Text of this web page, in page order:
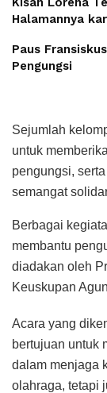
Halamannya
Paus
Pengungsi
Sejumlah
untuk
pengungsi,
semangat
Berbagai
membantu
diadakan oleh
Keuskupan
Acara yang
bertujuan untuk
dalam menjaga
olahraga, tetapi